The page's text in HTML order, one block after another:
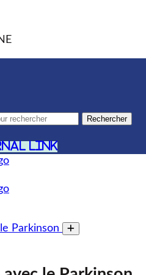
Rechercher
link
Parkinson
Toggle submenu